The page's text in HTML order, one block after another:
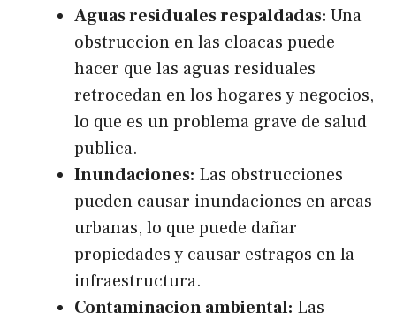
Aguas residuales respaldadas: Una
obstruccion en las cloacas puede
hacer que las aguas residuales
retrocedan en los hogares y negocios,
lo que es un problema grave de salud
publica.
Inundaciones: Las obstrucciones
pueden causar inundaciones en areas
urbanas, lo que puede dañar
propiedades y causar estragos en la
infraestructura.
Contaminacion ambiental: Las